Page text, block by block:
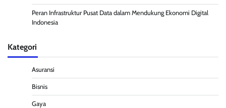
Peran Infrastruktur Pusat Data dalam Mendukung Ekonomi Digital
Indonesia
Kategori
Asuransi
Bisnis
Gaya